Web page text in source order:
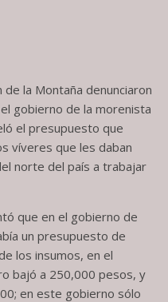
la Montaña denunciaron
gobierno de la morenista
el presupuesto que
víveres que les daban
norte del país a trabajar
que en el gobierno de
un presupuesto de
los insumos, en el
bajó a 250,000 pesos, y
en este gobierno sólo